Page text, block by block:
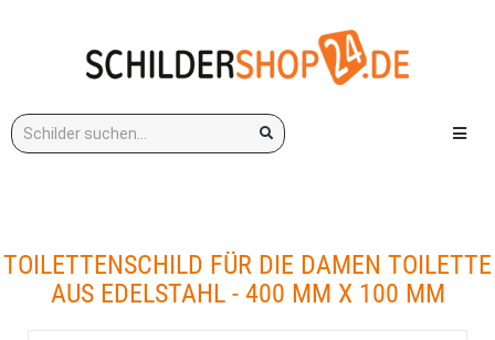
Stichwort: Menü
TOILETTENSCHILD FÜR DIE DAMEN TOILETTE
AUS EDELSTAHL - 400 MM X 100 MM